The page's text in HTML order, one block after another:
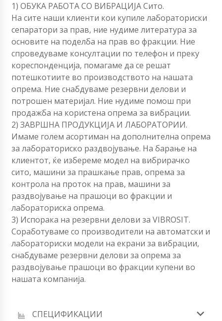
1) ОБУКА РАБОТА СО ВИБРАЦИЈА Сито.
На сите наши клиенти кои купиле лабораториски
сепаратори за прав, ние нудиме литература за
основите на поделба на прав во фракции. Ние
спроведуваме консултации по телефон и преку
кореспонденција, помагаме да се решат
потешкотиите во производството на нашата
опрема. Ние снабдуваме резервни делови и
потрошен материјал. Ние нудиме помош при
продажба на користена опрема за вибрации.
2) ЗАВРШНА ПРОДУКЦИЈА И ЛАБОРАТОРИИ.
Имаме голем асортиман на дополнителна опрема
за лабораториско раздвојување. На барање на
клиентот, ќе избереме модел на вибрирачко
сито, машини за прашкање прав, опрема за
контрола на проток на прав, машини за
раздвојување на прашоци во фракции и
лабораториска опрема.
3) Испорака на резервни делови за VIBROSIT.
Соработуваме со производители на автоматски и
лабораториски модели на екрани за вибрации,
снабдуваме резервни делови за опрема за
раздвојување прашоци во фракции купени во
нашата компанија.
СПЕЦИФИКАЦИИ